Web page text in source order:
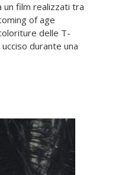
un film realizzati tra
of age
delle T-
durante una